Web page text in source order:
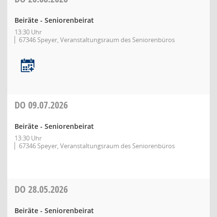
Beiräte - Seniorenbeirat
13:30 Uhr
67346 Speyer, Veranstaltungsraum des Seniorenbüros
DO 09.07.2026
Beiräte - Seniorenbeirat
13:30 Uhr
67346 Speyer, Veranstaltungsraum des Seniorenbüros
DO 28.05.2026
Beiräte - Seniorenbeirat